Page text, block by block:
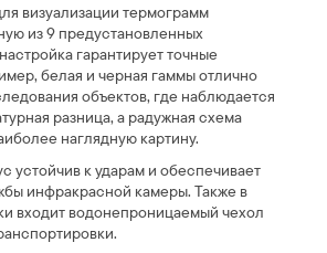
визуализации термограмм
из 9 предустановленных
гарантирует точные
белая и черная гаммы отлично
объектов, где наблюдается
разница, а радужная схема
наглядную картину.
устойчив к ударам и обеспечивает
инфракрасной камеры. Также в
входит водонепроницаемый чехол